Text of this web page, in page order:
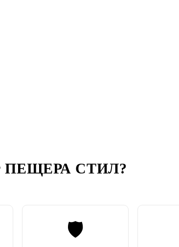
ПЕЩЕРА СТИЛ?
🛡️